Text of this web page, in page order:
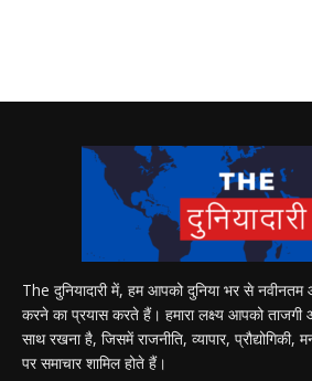
The दुनियादारी में, हम आपको दुनिया भर से नवीनतम
करने का प्रयास करते हैं। हमारा लक्ष्य आपको ताजगी
साथ रखना है, जिसमें राजनीति, व्यापार,
पर समाचार शामिल होते हैं।